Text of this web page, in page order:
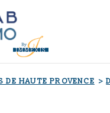
DE HAUTE PROVENCE